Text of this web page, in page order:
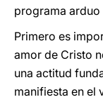
programa
Primero es
amor de Cristo
una actitud
manifiesta en el